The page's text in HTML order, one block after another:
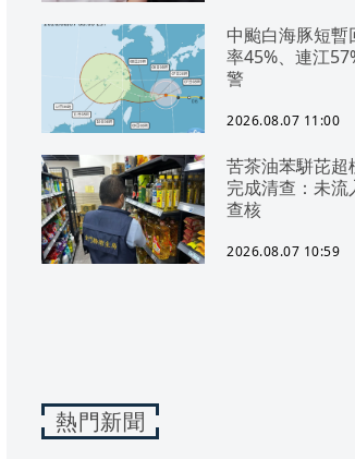
中颱白海豚短
率45%、連江
警
2026.08.07 11:00
苦茶油苯駢芘
完成清查：未
查核
2026.08.07 10:59
熱門新聞